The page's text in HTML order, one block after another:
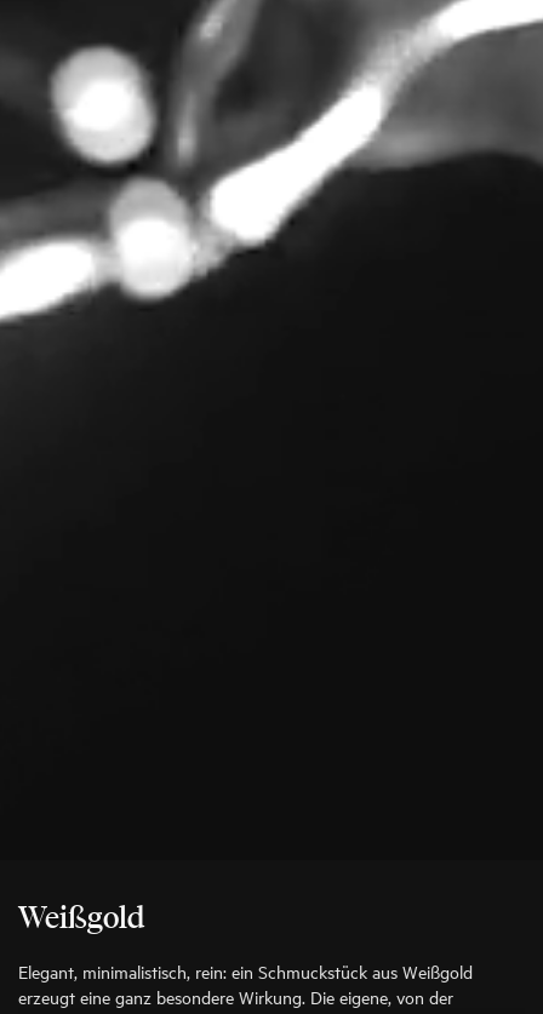
Weißgold
Elegant, minimalistisch, rein: ein Schmuckstück aus Weißgold
erzeugt eine ganz besondere Wirkung. Die eigene, von der